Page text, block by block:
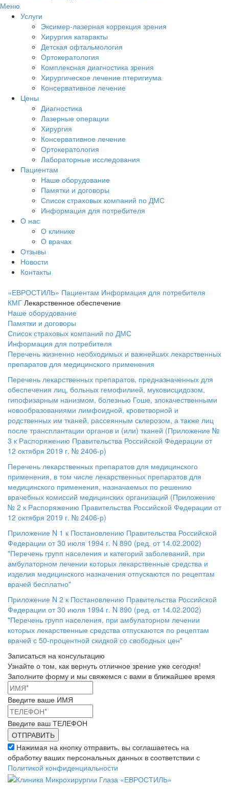
Меню
Услуги
Эксимер-лазерная коррекция зрения
Хирургия катаракты
Детская офтальмология
Ортокератология
Комплексная диагностика зрения
Хирургическое лечение птеригиума
Консервативное лечение
Цены
Диагностика
Лазерные операции
Хирургия
Консервативное лечение
Ортокератология
Лабораторные исследования
Пациентам
Наше оборудование
Памятки и договоры
Список страховых компаний по ДМС
Информация для потребителя
О нас
О клинике
О врачах
Отзывы
Новости
Контакты
«ЕВРОСТИЛЬ» Пациентам Информация для потребителя
КМГ Лекарственное обеспечение
Наше оборудование
Памятки и договоры
Список страховых компаний по ДМС
Информация для потребителя
Перечень жизненно необходимых и важнейших лекарственных
препаратов для медицинского применения
Перечень лекарственных препаратов, предназначенных для
обеспечения лиц, больных гемофилией, муковисцидозом,
гипофизарным нанизмом, болезнью Гоше, злокачественными
новообразованиями лимфоидной, кроветворной и
родственных им тканей, рассеянным склерозом, а также лиц
после трансплантации органов и (или) тканей (Приложение №
3 к Распоряжению Правительства Российской Федерации от
12 октября 2019 г. № 2406-р)
Перечень лекарственных препаратов для медицинского
применения, в том числе лекарственных препаратов для
медицинского применения, назначаемых по решению
врачебных комиссий медицинских организаций (Приложение
№ 2 к Распоряжению Правительства Российской Федерации от
12 октября 2019 г. № 2406-р)
Приложение N 1 к Постановлению Правительства Российской
Федерации от 30 июля 1994 г. N 890 (ред. от 14.02.2002)
"Перечень групп населения и категорий заболеваний, при
амбулаторном лечении которых лекарственные средства и
изделия медицинского назначения отпускаются по рецептам
врачей бесплатно"
Приложение N 2 к Постановлению Правительства Российской
Федерации от 30 июля 1994 г. N 890 (ред. от 14.02.2002)
"Перечень групп населения, при амбулаторном лечении
которых лекарственные средства отпускаются по рецептам
врачей с 50-процентной скидкой со свободных цен"
Записаться на консультацию
Узнайте о том, как вернуть отличное зрение уже сегодня!
Заполните форму и мы свяжемся с вами в ближайшее время
Введите ваше ИМЯ
Введите ваш ТЕЛЕФОН
Нажимая на кнопку отправить, вы соглашаетесь на
обработку ваших персональных данных в соответствии с
Политикой конфиденциальности